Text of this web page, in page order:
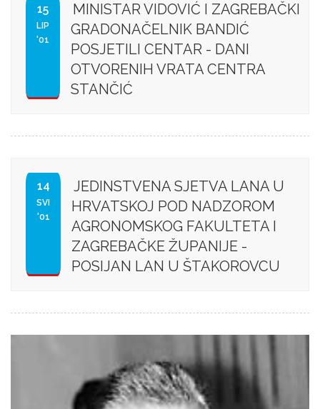
15
LIP
'01
MINISTAR VIDOVIĆ I ZAGREBAČKI
GRADONAČELNIK BANDIĆ
POSJETILI CENTAR - DANI
OTVORENIH VRATA CENTRA
STANČIĆ
14
SVI
'01
JEDINSTVENA SJETVA LANA U
HRVATSKOJ POD NADZOROM
AGRONOMSKOG FAKULTETA I
ZAGREBAČKE ŽUPANIJE -
POSIJAN LAN U ŠTAKOROVCU